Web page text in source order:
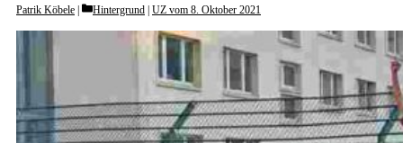
Patrik Köbele Categories
Hintergrund UZ vom 8. Oktober 2021